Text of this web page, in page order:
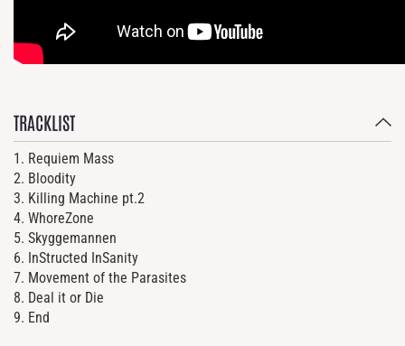
TRACKLIST
1. Requiem Mass
2. Bloodity
3. Killing Machine pt.2
4. WhoreZone
5. Skyggemannen
6. InStructed InSanity
7. Movement of the Parasites
8. Deal it or Die
9. End